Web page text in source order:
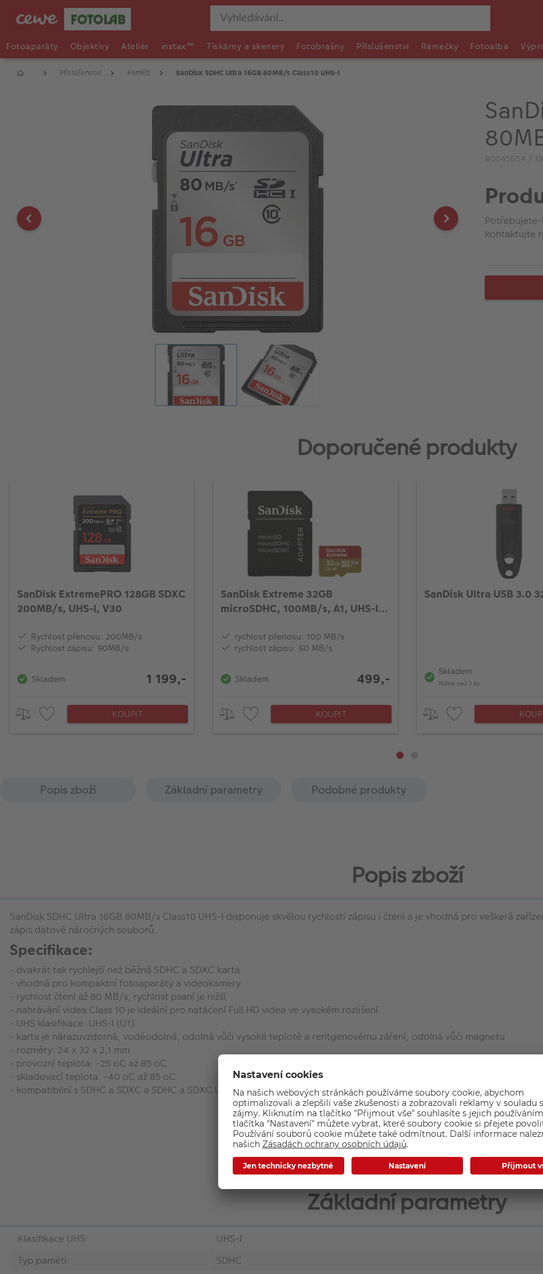
Fotoaparáty Objektivy Ateliér instax™ Tiskárny a skenery Fotobrašny Příslušenství Rámečky Fotoalba
Příslušenství Paměti SanDisk SDHC Ultra 16GB 80MB/s Class10 UHS-I
80045604 /
kontaktujte
Doporučené produkty
SanDisk ExtremePRO 128GB SDXC
200MB/s, UHS-I, V30
Rychlost přenosu: 200MB/s
Rychlost zápisu: 90MB/s
Skladem 1 199,-
KOUPIT
SanDisk Extreme 32GB
microSDHC, 100MB/s, A1, UHS-I,
rychlost přenosu: 100 MB/s
rychlost zápisu: 60 MB/s
Skladem 499,-
KOUPIT
SanDisk Ultra USB 3.0
Skladem
Méně než 3 ks
Popis zboží Základní parametry Podobné produkty
Popis zboží
SanDisk SDHC Ultra 16GB 80MB/s Class10 UHS-I disponuje skvělou rychlostí zápisu i čtení a je vhodná pro veškerá
zápis datově náročných souborů.
Specifikace:
- dvakrát tak rychlejší než běžná SDHC a SDXC karta
- vhodná pro kompaktní fotoaparáty a videokamery
- rychlost čtení až 80 MB/s, rychlost psaní je nižší
- nahrávání videa Class 10 je ideální pro natáčení Full HD videa ve vysokém rozlišení
- UHS klasifikace: UHS-I (U1)
- karta je nárazuvzdorná, voděodolná, odolná vůči vysoké teplotě a rentgenovému záření, odolná vůči magnetu
- rozměry: 24 x 32 x 2,1 mm
- provozní teplota: -25 oC až 85 oC
- skladovací teplota: -40 oC až 85 oC
- kompatibilní s SDHC a SDXC a SDHC a SDXC UHS-I zařízeními
Základní parametry
Klasifikace UHS:
UHS-I
Typ paměti:
SDHC